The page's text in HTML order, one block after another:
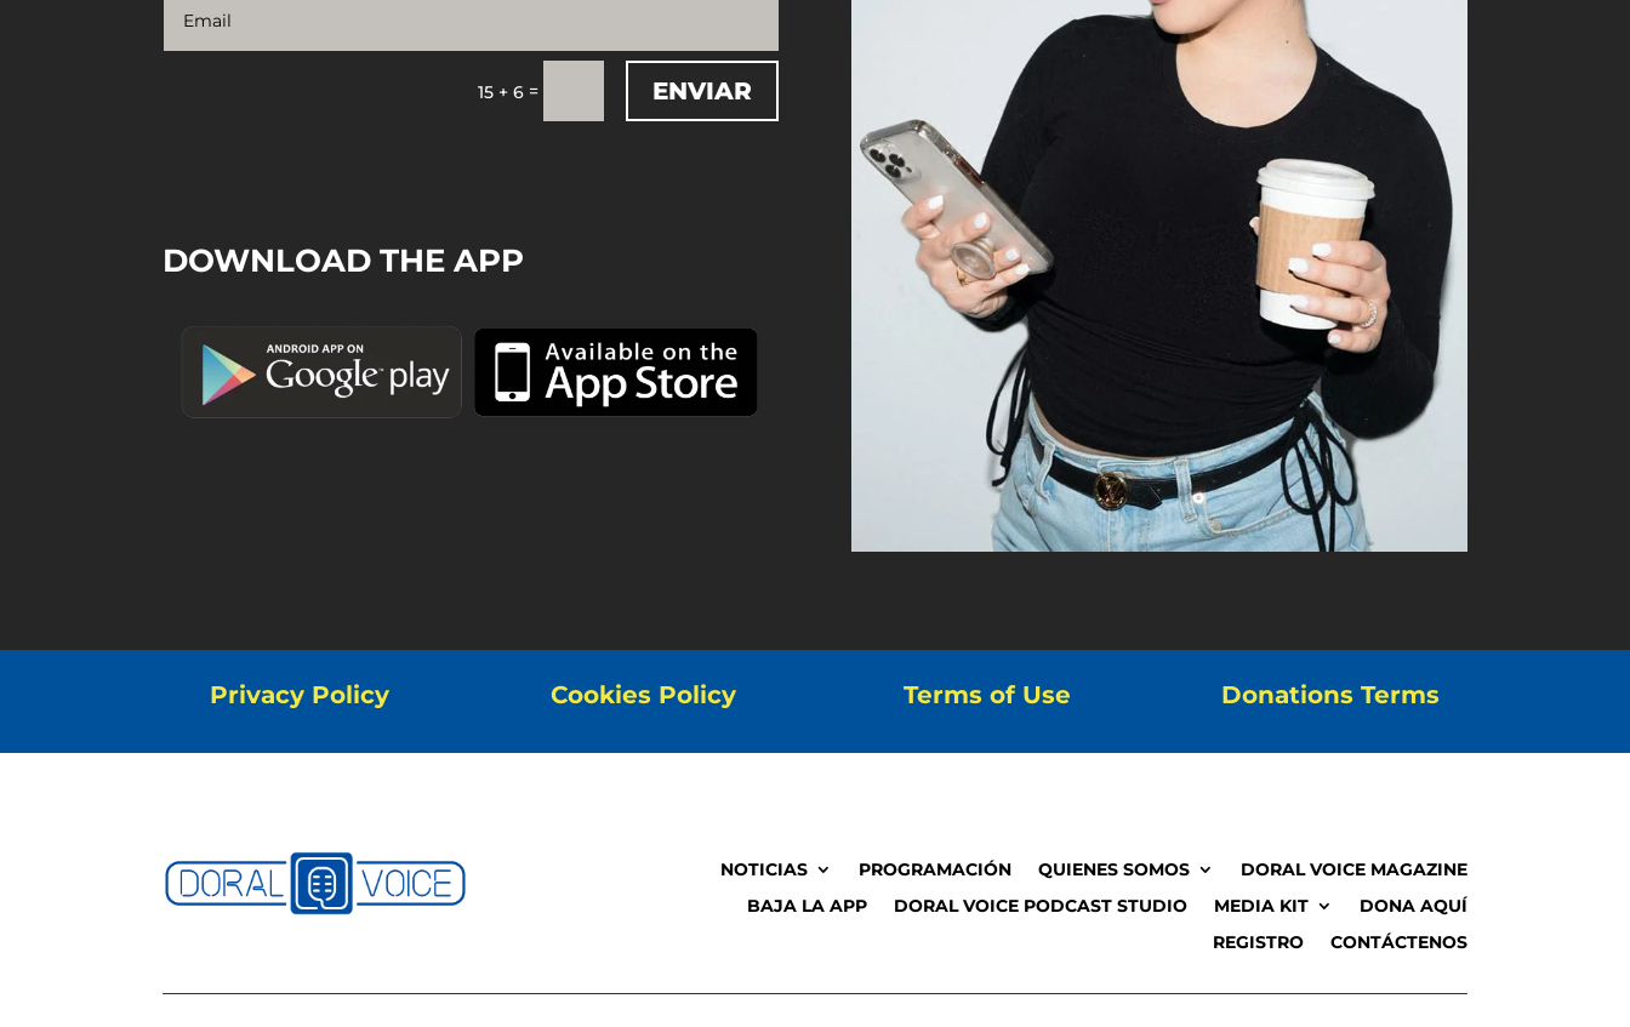
15 + 6 = ENVIAR
DOWNLOAD THE APP
Privacy Policy Cookies Policy Terms of Use Donations Terms
NOTICIAS PROGRAMACIÓN QUIENES SOMOS
DORAL VOICE MAGAZINE
BAJA LA APP
DORAL VOICE PODCAST STUDIO MEDIA KIT
DONA AQUÍ
REGISTRO
CONTÁCTENOS